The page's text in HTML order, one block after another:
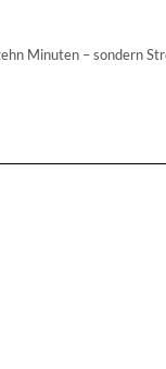
Minuten – sondern